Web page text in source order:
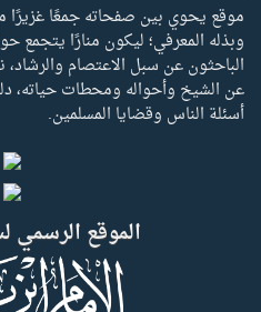
موقع يحوي بين صفحاته جمعًا غزيرًا
وبذله المعرفي؛ ليكون منارًا يتجمع
الباحثون عن سبل الاعتصام والرشاد،
عن الشيخ وأحواله ومحطات حياته،
أسئلة الناس وقضايا المسلمين.
الموقع الرسمي